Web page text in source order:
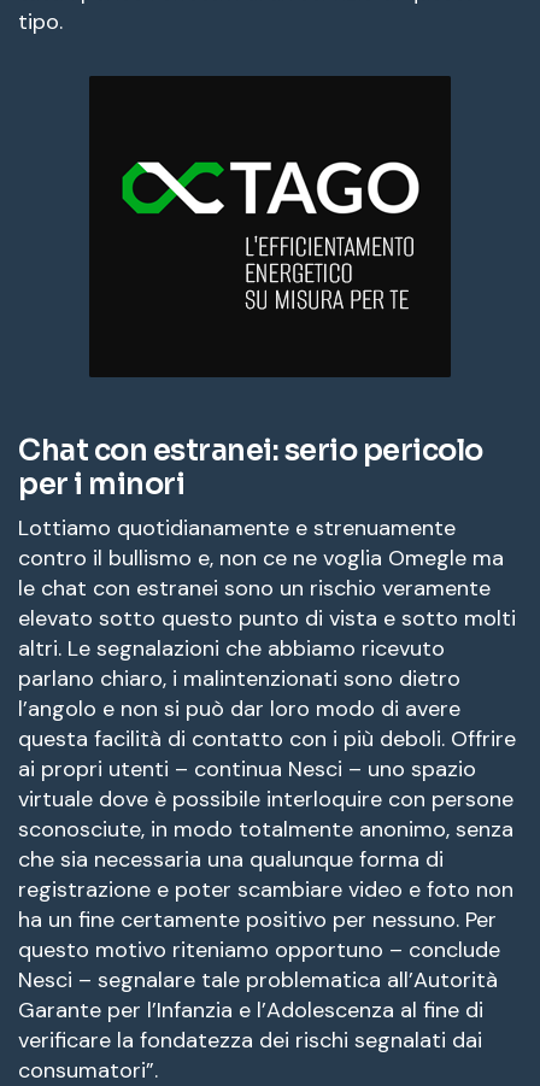
tipo.
Chat con estranei: serio pericolo
per i minori
Lottiamo quotidianamente e strenuamente
contro il bullismo e, non ce ne voglia Omegle ma
le chat con estranei sono un rischio veramente
elevato sotto questo punto di vista e sotto molti
altri. Le segnalazioni che abbiamo ricevuto
parlano chiaro, i malintenzionati sono dietro
l’angolo e non si può dar loro modo di avere
questa facilità di contatto con i più deboli. Offrire
ai propri utenti – continua Nesci – uno spazio
virtuale dove è possibile interloquire con persone
sconosciute, in modo totalmente anonimo, senza
che sia necessaria una qualunque forma di
registrazione e poter scambiare video e foto non
ha un fine certamente positivo per nessuno. Per
questo motivo riteniamo opportuno – conclude
Nesci – segnalare tale problematica all’Autorità
Garante per l’Infanzia e l’Adolescenza al fine di
verificare la fondatezza dei rischi segnalati dai
consumatori”.